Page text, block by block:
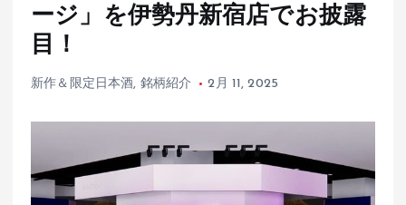
ージ」を伊勢丹新宿店でお披露
目！
新作＆限定日本酒, 銘柄紹介 2月 11, 2025